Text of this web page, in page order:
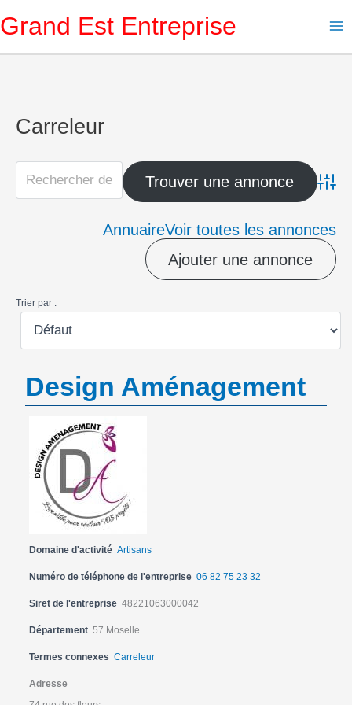
au
Grand Est Entreprise
Carreleur
AnnuaireVoir toutes les annonces
Ajouter une annonce
Trier par :
Design Aménagement
Domaine d'activité Artisans
Numéro de téléphone de l'entreprise 06 82 75 23 32
Siret de l'entreprise 48221063000042
Département 57 Moselle
Termes connexes Carreleur
Adresse